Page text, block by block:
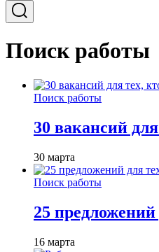
Поиск работы
Поиск работы
30 вакансий
30 марта
Поиск работы
25 предложений
16 марта